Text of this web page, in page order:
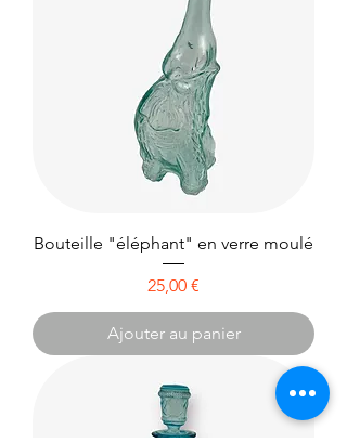
Bouteille "éléphant" en verre moulé
Prix
25,00 €
Ajouter au panier